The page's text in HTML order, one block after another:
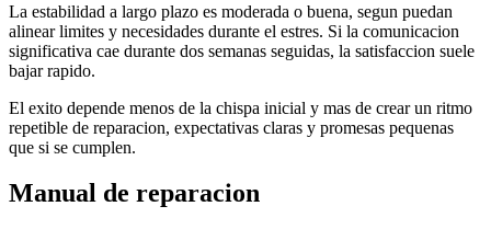
La estabilidad a largo plazo es moderada o buena, segun puedan
alinear limites y necesidades durante el estres. Si la comunicacion
significativa cae durante dos semanas seguidas, la satisfaccion suele
bajar rapido.
El exito depende menos de la chispa inicial y mas de crear un ritmo
repetible de reparacion, expectativas claras y promesas pequenas
que si se cumplen.
Manual de reparacion